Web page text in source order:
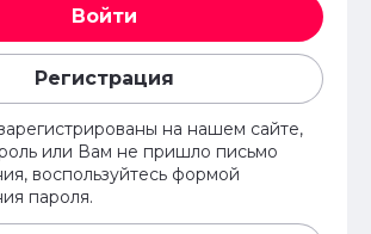
Войти
Регистрация
на нашем сайте,
или Вам не пришло письмо
воспользуйтесь формой
пароля.